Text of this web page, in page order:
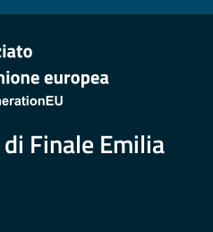
Finale Emilia